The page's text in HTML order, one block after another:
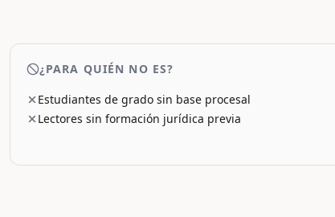
¿PARA QUIÉN NO ES?
Estudiantes de grado sin base procesal
Lectores sin formación jurídica previa